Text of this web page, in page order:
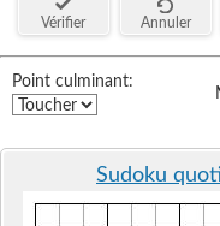
Vérifier Annuler
Point culminant:
Sudoku